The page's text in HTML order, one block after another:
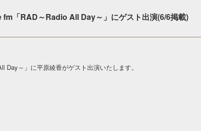
fm「RAD～Radio All Day～」にゲスト出演(6/6掲載)
Day～」に平原綾香がゲスト出演いたします。